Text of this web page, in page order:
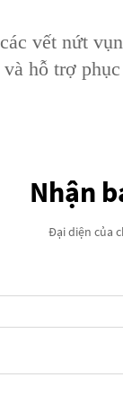
vết nứt
hỗ trợ
Nhận
Đại diện của